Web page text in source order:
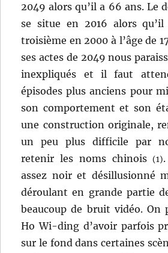
2049 alors qu’il a 66 ans. Le
se situe en 2016 alors
troisième en 2000 à l’âge de
ses actes de 2049 nous
inexpliqués et il faut
épisodes plus anciens pour
son comportement et son
une construction originale,
un peu plus difficile par
retenir les noms chinois(1)
assez noir et désillusionné
déroulant en grande partie
beaucoup de bruit vidéo. On
Ho Wi-ding d’avoir parfois
sur le fond dans certaines